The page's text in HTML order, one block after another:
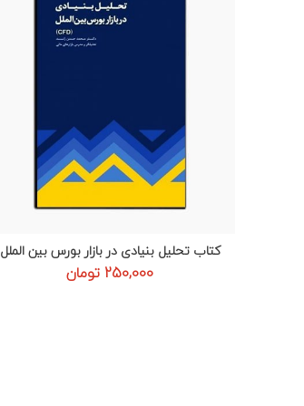
افزودن به سبد خرید
کتاب تحلیل بنیادی در بازار بورس بین الملل
250,000 تومان